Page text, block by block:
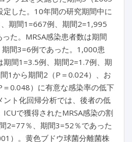
した。10年間の研究期間中に
期間1=667例、期間2=1,995
た。MRSA感染患者数は期間
間3=6例であった。1,000患
期間1=3.5例、期間2=1.7例、期
1から期間2（P＝0.024）、お
0.048）に有意な感染率の低下
ント化回帰分析では、後者の低
で獲得されたMRSA感染の割
2=77％、期間3=52％であった
）。黄色ブドウ球菌分離菌株